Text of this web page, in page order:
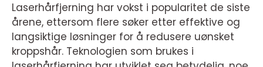
Laserhårfjerning har vokst i popularitet de siste
årene, ettersom flere søker etter effektive og
langsiktige løsninger for å redusere uønsket
kroppshår. Teknologien som brukes i